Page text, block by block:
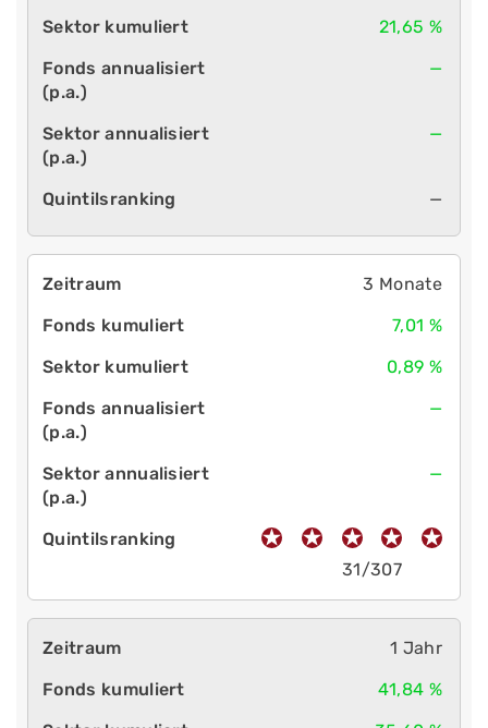
21,65 %
—
—
—
3 Monate
7,01 %
0,89 %
—
—
31/307
1 Jahr
41,84 %